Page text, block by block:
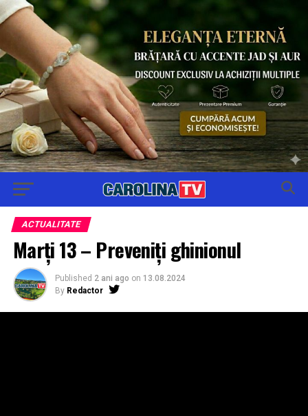
ACTUALITATE
Marți 13 – Preveniți ghinionul
Published 2 ani ago on 13.08.2024
By Redactor